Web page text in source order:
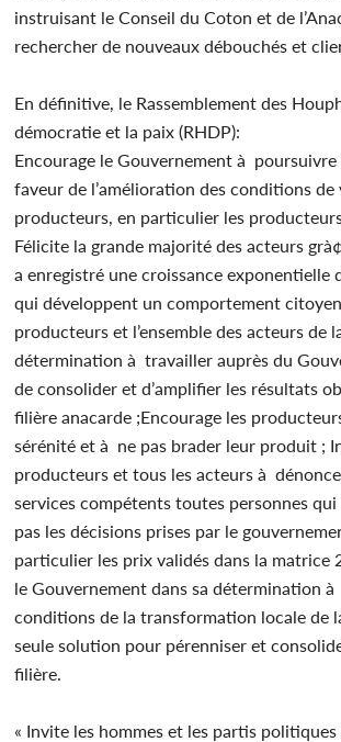
instruisant le Conseil du Coton et de
rechercher de nouveaux débouchés et
En définitive, le Rassemblement des
démocratie et la paix (RHDP):
Encourage le Gouvernement à poursuivre
faveur de l’amélioration des conditions de
producteurs, en particulier les producteurs
Félicite la grande majorité des acteurs
a enregistré une croissance exponentielle
qui développent un comportement
producteurs et l’ensemble des acteurs de
détermination à travailler auprès du
de consolider et d’amplifier les résultats
filière anacarde ;Encourage les
sérénité et à ne pas brader leur produit ;
producteurs et tous les acteurs à
services compétents toutes personnes
pas les décisions prises par le
particulier les prix validés dans la matrice
le Gouvernement dans sa détermination
conditions de la transformation locale de
seule solution pour pérenniser et
filière.
« Invite les hommes et les partis politiques